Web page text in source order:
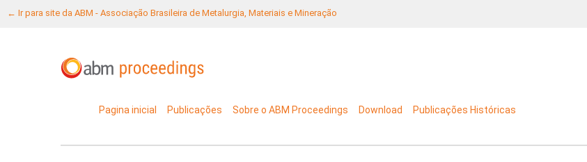
← Ir para site da ABM - Associação Brasileira de Metalurgia, Materiais e Mineração
Pagina inicial Publicações Sobre o ABM Proceedings Download Publicações Históricas